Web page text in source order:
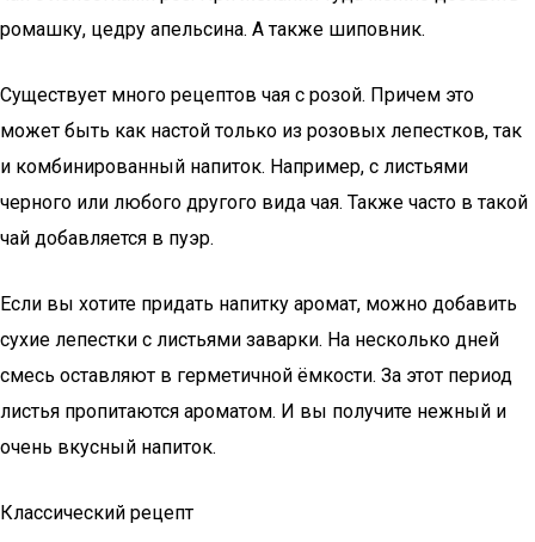
ромашку, цедру апельсина. А также шиповник.
Существует много рецептов чая с розой. Причем это
может быть как настой только из розовых лепестков, так
и комбинированный напиток. Например, с листьями
черного или любого другого вида чая. Также часто в такой
чай добавляется в пуэр.
Если вы хотите придать напитку аромат, можно добавить
сухие лепестки с листьями заварки. На несколько дней
смесь оставляют в герметичной ёмкости. За этот период
листья пропитаются ароматом. И вы получите нежный и
очень вкусный напиток.
Классический рецепт